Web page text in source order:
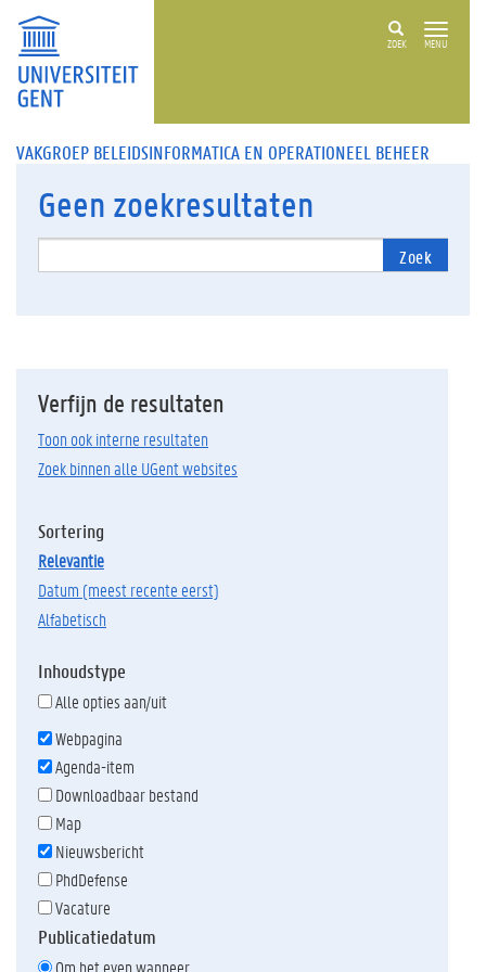
ZOEK MENU
VAKGROEP BELEIDSINFORMATICA EN OPERATIONEEL BEHEER
Geen zoekresultaten
Zoek
Verfijn de resultaten
Toon ook interne resultaten
Zoek binnen alle UGent websites
Sortering
relevantie
datum (meest recente eerst)
alfabetisch
Inhoudstype
Alle opties aan/uit
Webpagina
Agenda-item
Downloadbaar bestand
Map
Nieuwsbericht
PhdDefense
Vacature
Publicatiedatum
Om het even wanneer